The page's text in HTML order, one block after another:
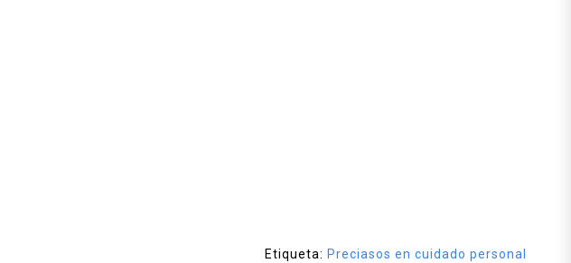
Etiqueta: Preciasos en cuidado personal